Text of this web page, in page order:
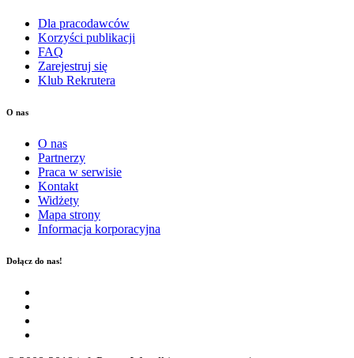
Dla pracodawców
Korzyści publikacji
FAQ
Zarejestruj się
Klub Rekrutera
O nas
O nas
Partnerzy
Praca w serwisie
Kontakt
Widżety
Mapa strony
Informacja korporacyjna
Dołącz do nas!